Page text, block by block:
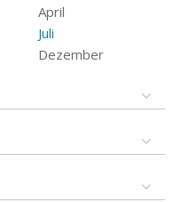
April
Juli
Dezember